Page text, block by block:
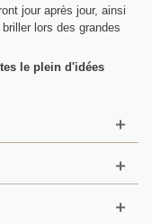
jour après jour, ainsi
lors des grandes
le plein d'idées